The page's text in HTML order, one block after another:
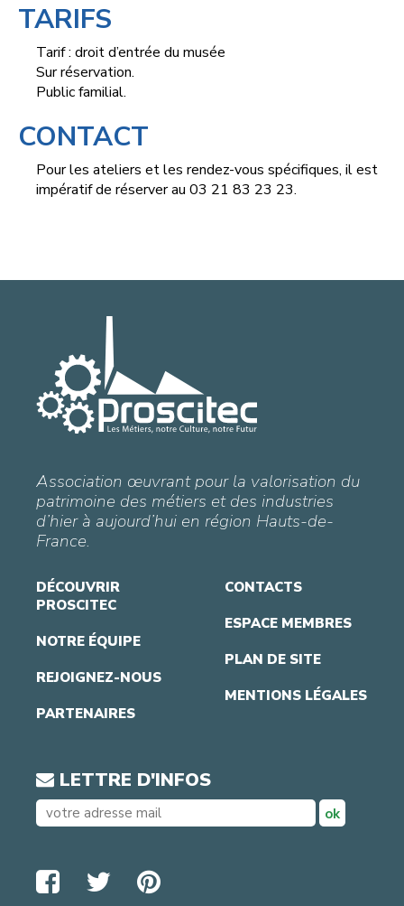
TARIFS
Tarif : droit d’entrée du musée
Sur réservation.
Public familial.
CONTACT
Pour les ateliers et les rendez-vous spécifiques, il est
impératif de réserver au 03 21 83 23 23.
Association œuvrant pour la valorisation du
patrimoine des métiers et des industries
d’hier à aujourd’hui en région Hauts-de-
France.
DÉCOUVRIR
PROSCITEC
NOTRE ÉQUIPE
REJOIGNEZ-NOUS
PARTENAIRES
CONTACTS
ESPACE MEMBRES
PLAN DE SITE
MENTIONS LÉGALES
LETTRE D'INFOS